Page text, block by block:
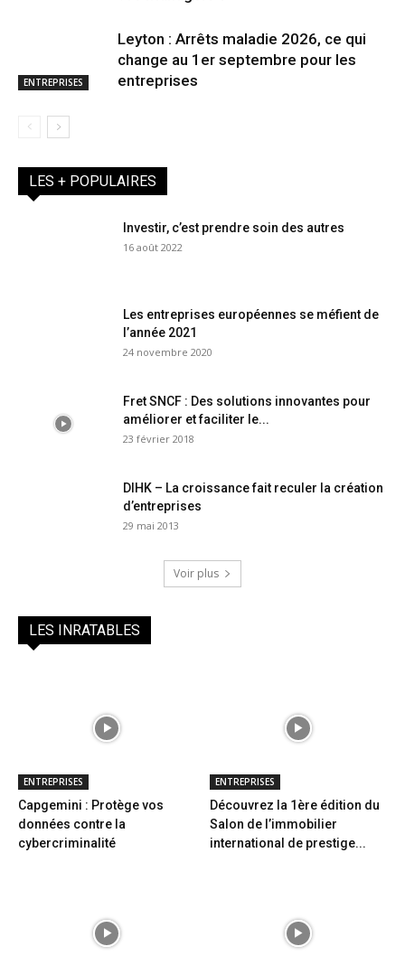
ENTREPRISES
Leyton : Arrêts maladie 2026, ce qui
change au 1er septembre pour les
entreprises
LES + POPULAIRES
Investir, c’est prendre soin des autres
16 août 2022
Les entreprises européennes se méfient de
l’année 2021
24 novembre 2020
Fret SNCF : Des solutions innovantes pour
améliorer et faciliter le...
23 février 2018
DIHK – La croissance fait reculer la création
d’entreprises
29 mai 2013
Voir plus
LES INRATABLES
ENTREPRISES
Capgemini : Protège vos
données contre la
cybercriminalité
ENTREPRISES
Découvrez la 1ère édition du
Salon de l’immobilier
international de prestige...